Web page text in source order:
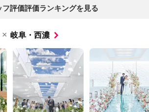
評価評価ランキングを見る
× 岐阜・西濃